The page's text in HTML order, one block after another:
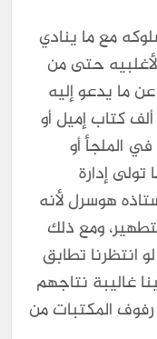
مع ما ينادي
حتى من
ما يدعو إليه
كتاب إميل أو
الملجأ أو
إدارة
هوسرل لأنه
ومع ذلك
انتظرنا تطابق
غاليبة نتاجهم
المكتبات من